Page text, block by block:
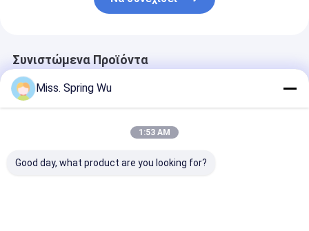
Συνιστώμενα Προϊόντα
Miss. Spring Wu
1:53 AM
Good day, what product are you looking for?